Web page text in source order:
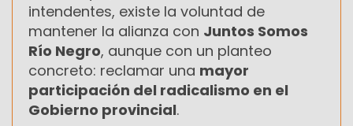
intendentes, existe la voluntad de
mantener la alianza con Juntos Somos
Río Negro, aunque con un planteo
concreto: reclamar una mayor
participación del radicalismo en el
Gobierno provincial.